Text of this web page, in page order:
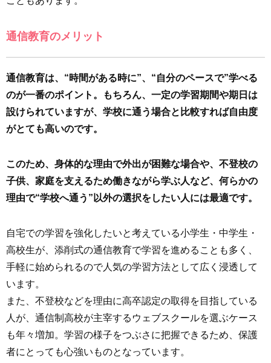
通信教育のメリット
通信教育は、“時間がある時に”、“自分のペースで”学べる
のが一番のポイント。もちろん、一定の学習期間や期日は
設けられていますが、学校に通う場合と比較すれば自由度
がとても高いのです。
このため、身体的な理由で外出が困難な場合や、不登校の
子供、家庭を支えるため働きながら学ぶ人など、何らかの
理由で“学校へ通う”以外の選択をしたい人には最適です。
自宅での学習を強化したいと考えている小学生・中学生・
高校生が、添削式の通信教育で学習を進めることも多く、
手軽に始められるので人気の学習方法として広く浸透して
います。
また、不登校などを理由に高卒認定の取得を目指している
人が、通信制高校が主宰するウェブスクールを選ぶケース
も年々増加。学習の様子をつぶさに把握できるため、保護
者にとっても心強いものとなっています。